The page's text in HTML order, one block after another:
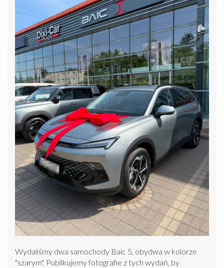
Wydaliśmy dwa samochody Baic 5, obydwa w kolorze
"szarym". Publikujemy fotografie z tych wydań, by